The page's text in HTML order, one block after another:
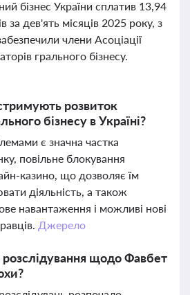
бізнес України сплатив 13,94
за дев'ять місяців 2025 року, з
члени Асоціації
грального бізнесу.
розвиток
бізнесу в Україні?
є значна частка
повільне блокування
казино, що дозволяє їм
діяльність, а також
навантаження і можливі нові
Джерело
щодо Фавбет